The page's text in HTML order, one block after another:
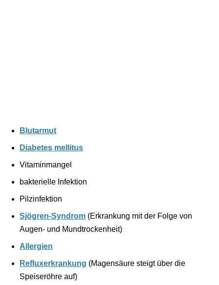
Blutarmut
Diabetes mellitus
Vitaminmangel
bakterielle Infektion
Pilzinfektion
Sjögren-Syndrom (Erkrankung mit der Folge von
Augen- und Mundtrockenheit)
Allergien
Refluxerkrankung (Magensäure steigt über die
Speiseröhre auf)